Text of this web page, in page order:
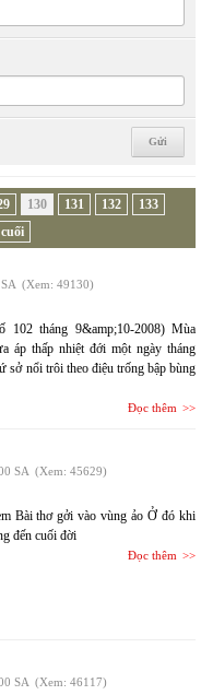
130 131 132
133
(Xem: 49130)
102 tháng 9&amp;10-2008) Mùa
áp thấp nhiệt đới một ngày tháng
sở nổi trôi theo điệu trống bập bùng
Đọc thêm
SA (Xem: 45629)
Bài thơ gởi vào vùng ảo Ở đó khi
đến cuối đời
Đọc thêm
SA (Xem: 46117)